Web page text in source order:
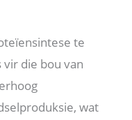
te
die bou van
wat